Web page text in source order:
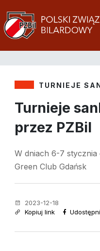
TURNIEJE
Turnieje
przez PZBil
W dniach 6-7 stycznia
Green Club Gdańsk
2023-12-18
Kopiuj link